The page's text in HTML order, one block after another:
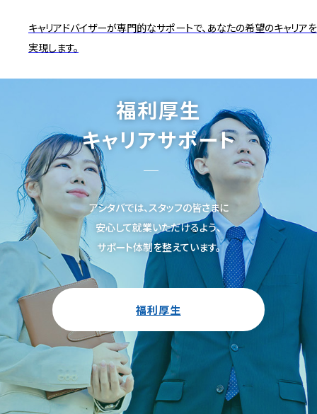
キャリアドバイザーが専門的なサポートで、あなたの希望のキャリアを
実現します。
福利厚生
キャリアサポート
アシタバでは、スタッフの皆さまに
安心して就業いただけるよう、
サポート体制を整えています。
福利厚生